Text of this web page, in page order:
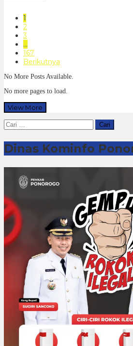
1
2
3
…
167
Berikutnya
No More Posts Available.
No more pages to load.
View More
Cari
untuk:
Dinas Kominfo